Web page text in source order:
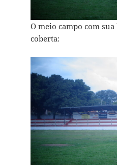
O meio campo com
coberta: